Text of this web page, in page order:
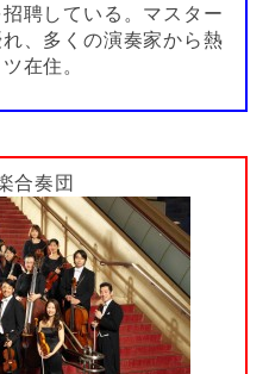
聘している。マスター
、多くの演奏家から熱
在住。
合奏団